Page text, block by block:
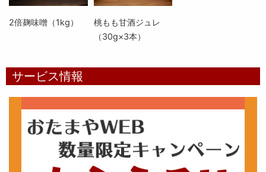
2倍麹味噌（1kg）
桃もも甘酒ジュレ
（30g×3本）
サービス情報